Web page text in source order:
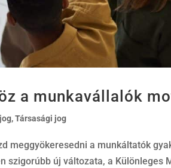
a munkavállalók
,Társasági jog
meggyökeresedni a munkáltatók
szigorúbb új változata, a Különleges